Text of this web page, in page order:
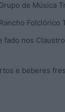
de Música
Folclórico
nos
e beberes